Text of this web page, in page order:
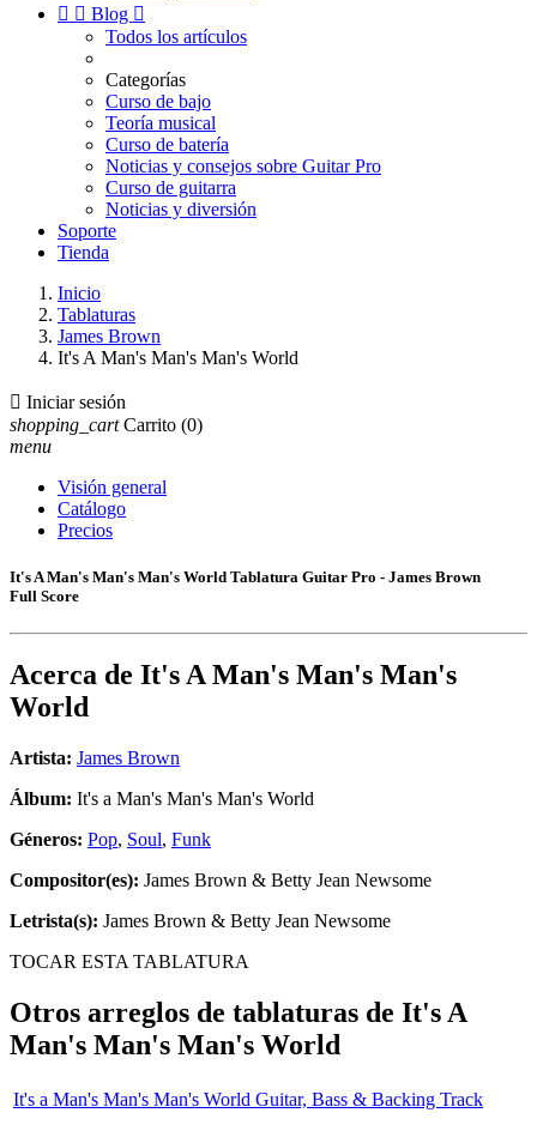
  Blog 
Todos los artículos
Categorías
Curso de bajo
Teoría musical
Curso de batería
Noticias y consejos sobre Guitar Pro
Curso de guitarra
Noticias y diversión
Soporte
Tienda
Inicio
Tablaturas
James Brown
It's A Man's Man's Man's World
 Iniciar sesión
shopping_cart Carrito (0)
menu
Visión general
Catálogo
Precios
It's A Man's Man's Man's World Tablatura Guitar Pro - James Brown
Full Score
Acerca de It's A Man's Man's Man's
World
Artista: James Brown
Álbum: It's a Man's Man's Man's World
Géneros: Pop, Soul, Funk
Compositor(es): James Brown & Betty Jean Newsome
Letrista(s): James Brown & Betty Jean Newsome
TOCAR ESTA TABLATURA
Otros arreglos de tablaturas de It's A
Man's Man's Man's World
It's a Man's Man's Man's World Guitar, Bass & Backing Track